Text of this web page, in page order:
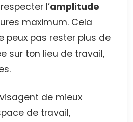
l’amplitude
maximum. Cela
peux pas rester plus de
sur ton lieu de travail,
de mieux
de travail,